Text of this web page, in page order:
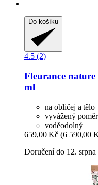
Do košíku
4.5 (2)
Fleurance nature
ml
na obličej a tělo
vyvážený
voděodolný
659,00 Kč (6 590,00
Doručení do 12. srpna